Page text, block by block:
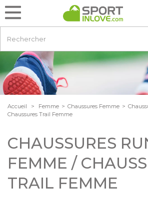
Accueil > Femme > Chaussures Femme >
Chaussures Trail Femme
CHAUSSURES
FEMME /
TRAIL FEMME